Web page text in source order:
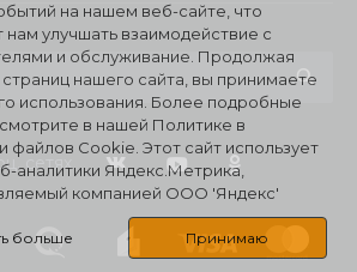
сетях
на нашем веб-сайте, что
нам улучшать взаимодействие с
и обслуживание. Продолжая
нашего сайта, вы принимаете
использования. Более подробные
в нашей Политике в
файлов Cookie. Этот сайт использует
аналитики Яндекс.Метрика,
компанией ООО 'Яндекс'
больше Принимаю